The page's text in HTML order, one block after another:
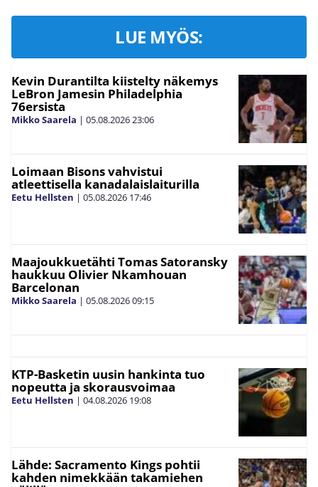
LUE MYÖS:
Kevin Durantilta kiistelty näkemys
LeBron Jamesin Philadelphia
76ersista
Mikko Saarela | 05.08.202623:06
Loimaan Bisons vahvistui
atleettisella kanadalaislaiturilla
Eetu Hellsten | 05.08.2026 17:46
Maajoukkuetähti Tomas Satoransky
haukkuu Olivier Nkamhouan
Barcelonan
Mikko Saarela | 05.08.202609:15
KTP-Basketin uusin hankinta tuo
nopeutta ja skorausvoimaa
Eetu Hellsten | 04.08.2026 19:08
Lähde: Sacramento Kings pohtii
kahden nimekkään takamiehen